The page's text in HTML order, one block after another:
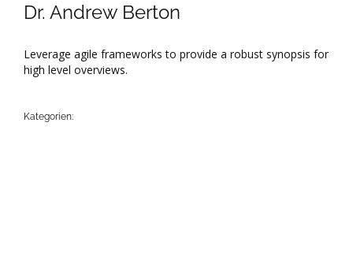
Dr. Andrew Berton
Leverage agile frameworks to provide a robust synopsis for
high level overviews.
Kategorien: